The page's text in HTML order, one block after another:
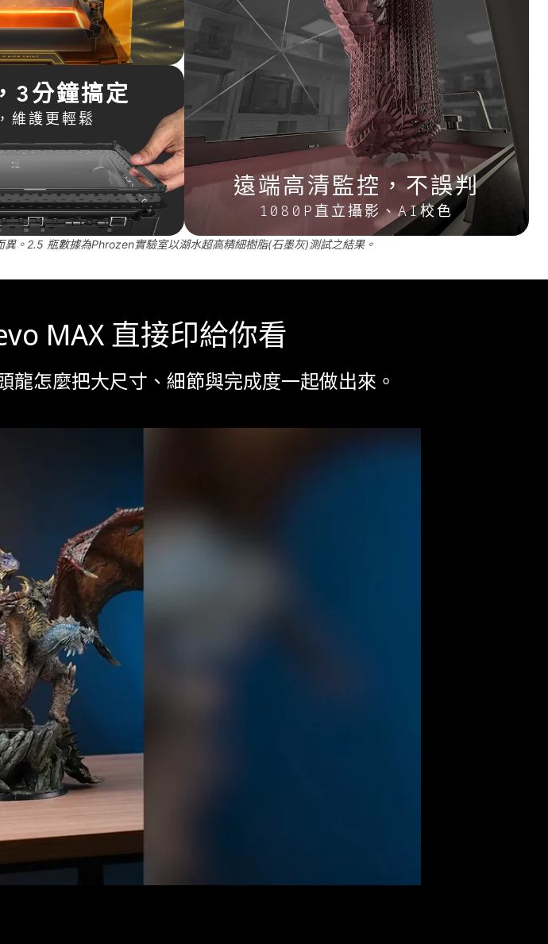
3分鐘搞定
維護更輕鬆
遠端高清監控，不誤判
1080P直立攝影、AI校色
。2.5 瓶數據為Phrozen實驗室以湖水超高精細樹脂(石墨灰)測試之結果。
MAX 直接印給你看
怎麼把大尺寸、細節與完成度一起做出來。